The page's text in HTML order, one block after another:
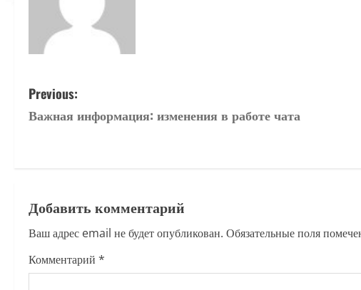
P
o
n
a
v
Previous:
Важная информация: изменения в работе чата
Добавить комментарий
Ваш адрес email не будет опубликован. Обязательные поля
Комментарий *